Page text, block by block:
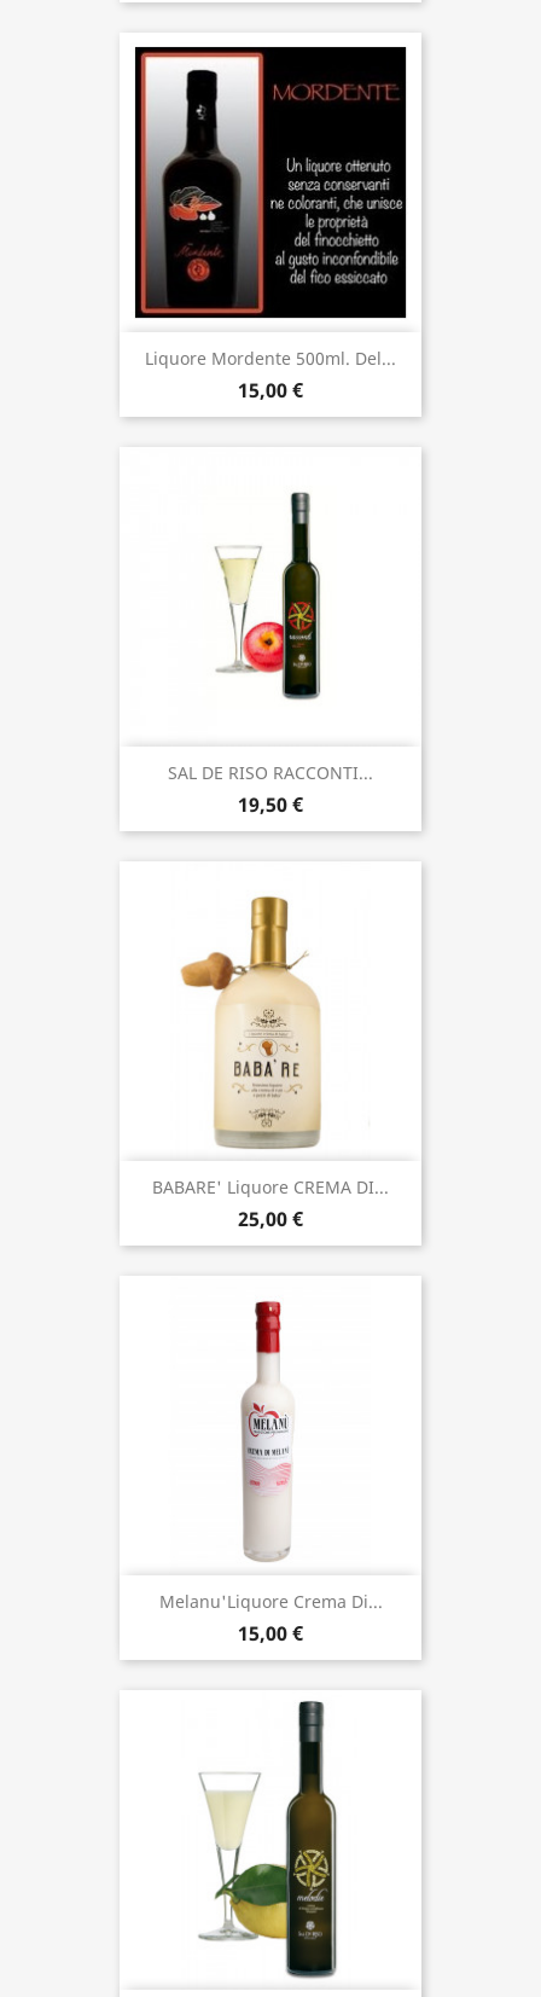
Liquore Mordente 500ml. Del...
15,00 €
SAL DE RISO RACCONTI...
19,50 €
BABARE' Liquore CREMA DI...
25,00 €
Melanu'Liquore Crema Di...
15,00 €